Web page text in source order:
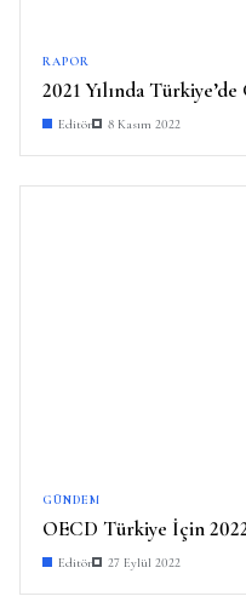
RAPOR
2021 Yılında
Editör 8 Kasım 2022
GÜNDEM
OECD Türkiye İçin
Editör 27 Eylül 2022